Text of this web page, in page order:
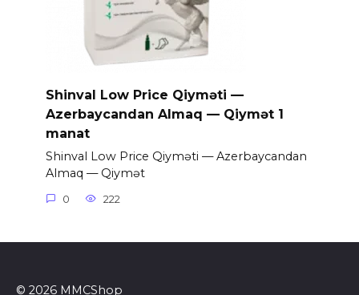
Shinval Low Price Qiyməti —
Azerbaycandan Almaq — Qiymət 1
manat
Shinval Low Price Qiyməti — Azerbaycandan
Almaq — Qiymət
0 222
© 2026 MMCShop